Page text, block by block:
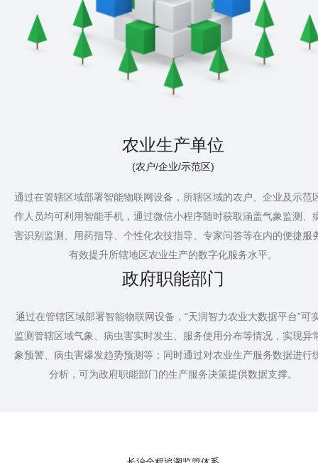
农业生产单位
(农户/企业/示范区)
通过在管辖区域部署智能物联网设备，所辖区域的农户、企业及示范
作人员均可利用智能手机，通过微信小程序随时获取涵盖气象监测、
害识别监测、用药指导、个性化农技指导、专家问答等在内的便捷服
有效提升所辖地区农业生产的数字化服务水平。
政府职能部门
通过在管辖区域部署智能物联网设备，“天润智力农业大数据平台”可
监测管辖区域气象、病虫害实时发生、服务使用分布等情况，实现异
象预警、病虫害爆发趋势预测等；同时通过对农业生产服务数据进行
分析，可为政府职能部门的生产服务决策提供数据支撑。